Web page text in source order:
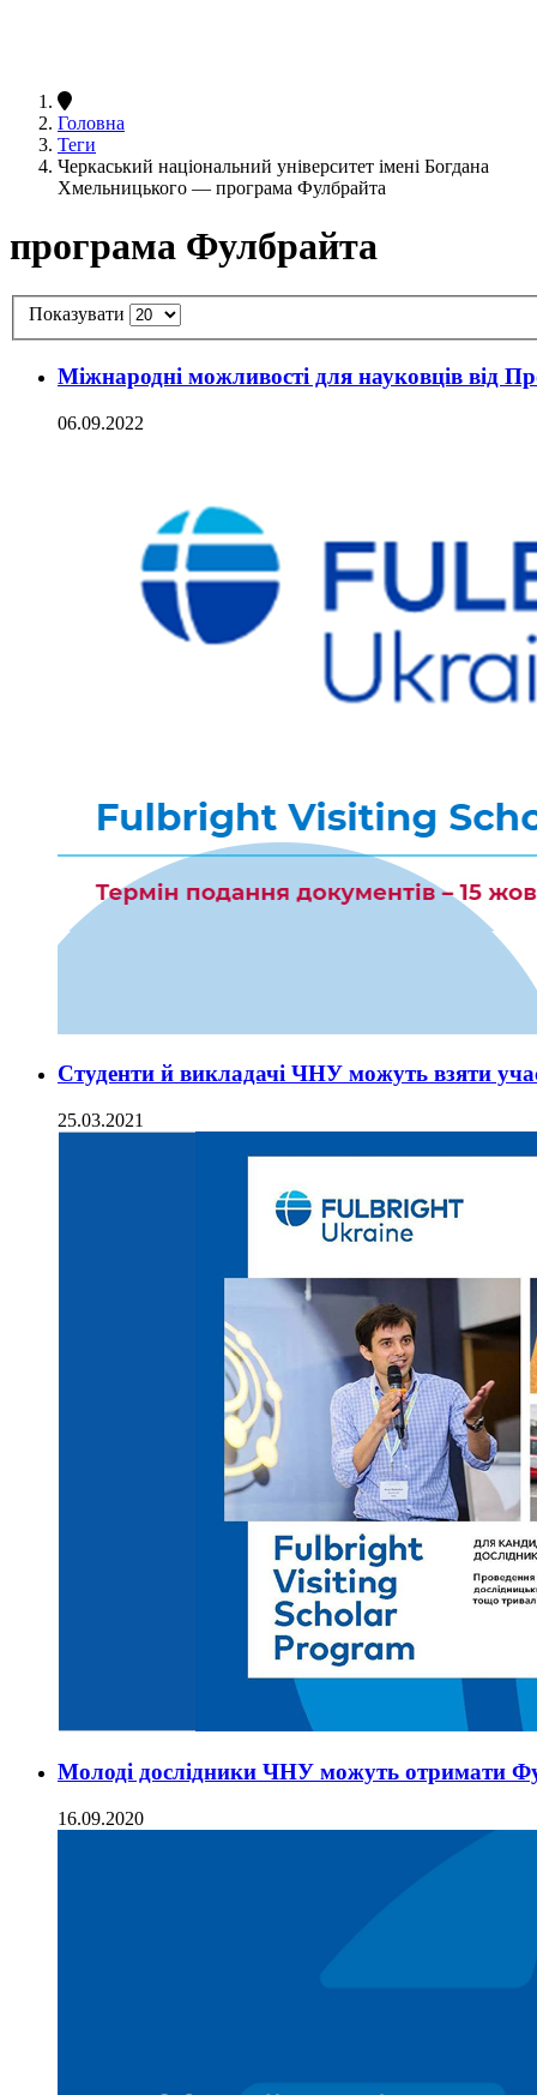
Головна
Теги
Черкаський національний університет імені Богдана
Хмельницького — програма Фулбрайта
програма Фулбрайта
Показувати
Міжнародні можливості для науковців від
06.09.2022
Студенти й викладачі ЧНУ можуть взяти
25.03.2021
Молоді дослідники ЧНУ можуть отримати
16.09.2020